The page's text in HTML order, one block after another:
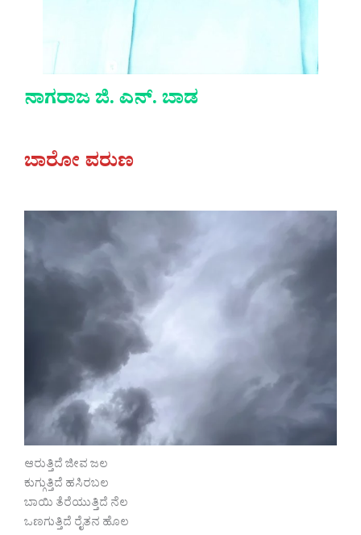
ನಾಗರಾಜ ಜಿ. ಎನ್. ಬಾಡ
ಬಾರೋ ವರುಣ
ಆರುತ್ತಿದೆ ಜೀವ ಜಲ
ಕುಗ್ಗುತ್ತಿದೆ ಹಸಿರಬಲ
ಬಾಯಿ ತೆರೆಯುತ್ತಿದೆ ನೆಲ
ಒಣಗುತ್ತಿದೆ ರೈತನ ಹೊಲ